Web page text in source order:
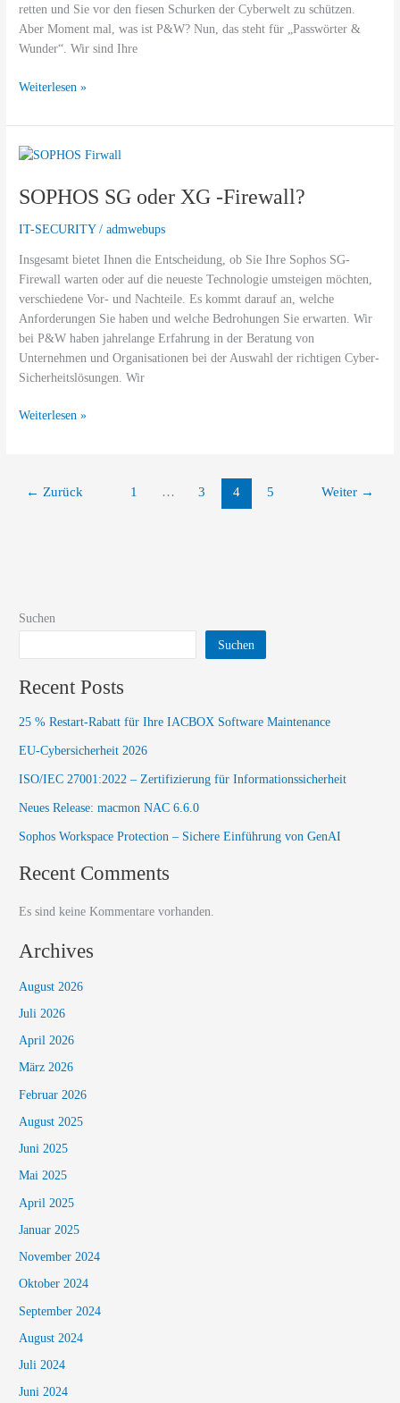
retten und Sie vor den fiesen Schurken der Cyberwelt zu schützen.
Aber Moment mal, was ist P&W? Nun, das steht für „Passwörter &
Wunder“. Wir sind Ihre
deine
Online-
Sicherheit
Weiterlesen »
SOPHOS SG oder XG -Firewall?
IT-SECURITY/admwebups
Insgesamt bietet Ihnen die Entscheidung, ob Sie Ihre Sophos SG-
Firewall warten oder auf die neueste Technologie umsteigen möchten,
verschiedene Vor- und Nachteile. Es kommt darauf an, welche
Anforderungen Sie haben und welche Bedrohungen Sie erwarten. Wir
bei P&W haben jahrelange Erfahrung in der Beratung von
Unternehmen und Organisationen bei der Auswahl der richtigen Cyber-
Sicherheitslösungen. Wir
SOPHOS
oder
-
Weiterlesen »
← Zurück 1 … 3 4 5 Weiter →
Suchen
Suchen
Recent Posts
25 % Restart-Rabatt für Ihre IACBOX Software Maintenance
EU-Cybersicherheit 2026
ISO/IEC 27001:2022 – Zertifizierung für Informationssicherheit
Neues Release: macmon NAC 6.6.0​
Sophos Workspace Protection – Sichere Einführung von GenAI
Recent Comments
Es sind keine Kommentare vorhanden.
Archives
August 2026
Juli 2026
April 2026
März 2026
Februar 2026
August 2025
Juni 2025
Mai 2025
April 2025
Januar 2025
November 2024
Oktober 2024
September 2024
August 2024
Juli 2024
Juni 2024